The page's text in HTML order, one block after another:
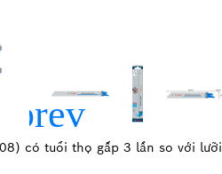
có tuổi thọ gấp 3 lần so với lưỡi